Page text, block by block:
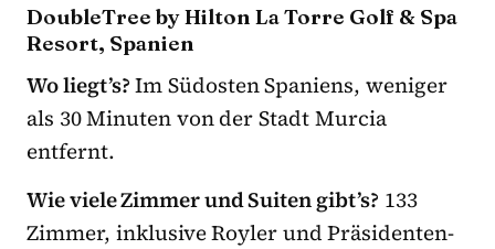
DoubleTree by Hilton La Torre Golf & Spa
Resort, Spanien
Wo liegt’s?Im Südosten Spaniens, weniger
als 30 Minuten von der Stadt Murcia
entfernt.
Wie viele Zimmer und Suiten gibt’s? 133
Zimmer, inklusive Royler und Präsidenten-